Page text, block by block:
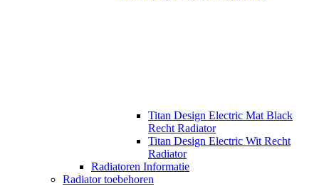
Titan Design Electric Mat Black
Recht Radiator
Titan Design Electric Wit Recht
Radiator
Radiatoren Informatie
Radiator toebehoren